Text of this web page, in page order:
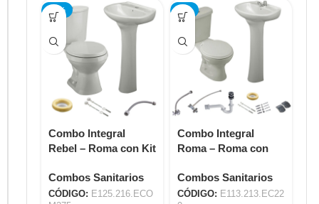
-12%
Combo Integral
Rebel – Roma con Kit
E125.216.ECOM275
Combos Sanitarios
CÓDIGO: E125.216.ECO
-5%
Combo Integral
Roma – Roma con
E113.213.EC220
Combos Sanitarios
CÓDIGO: E113.213.EC22